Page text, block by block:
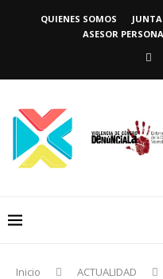
QUIENES SOMOS
ASESOR
Inicio ACTUALIDAD